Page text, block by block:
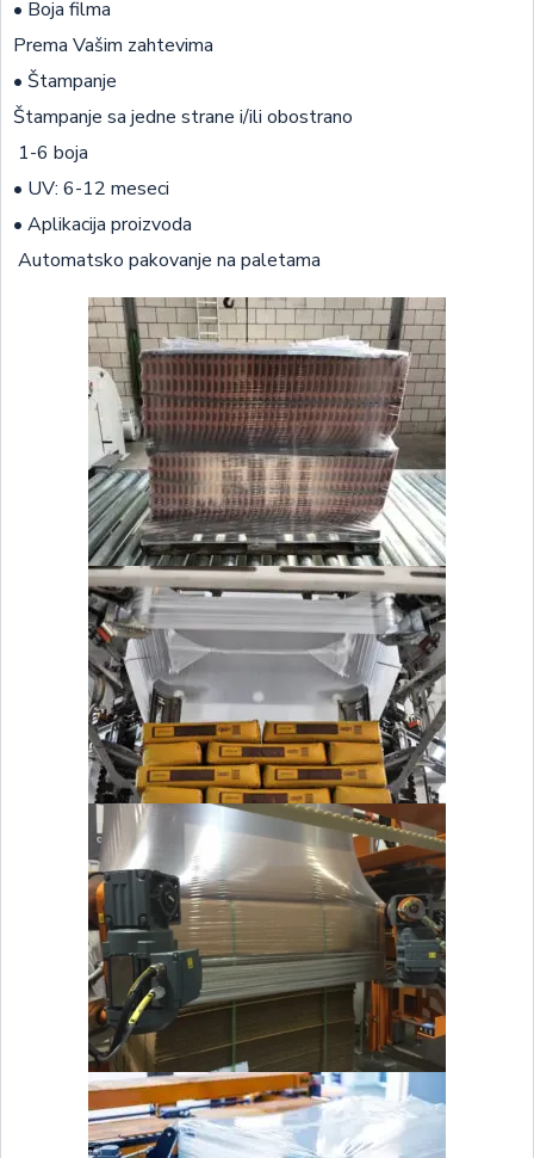
• Boja filma
Prema Vašim zahtevima
• Štampanje
Štampanje sa jedne strane i/ili obostrano
1-6 boja
• UV: 6-12 meseci
• Aplikacija proizvoda
Automatsko pakovanje na paletama